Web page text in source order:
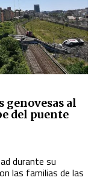
genovesas al
del puente
durante su
las familias de las